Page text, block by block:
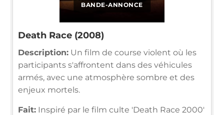
BANDE-ANNONCE
Death Race (2008)
Description: Un film de course violent où les
participants s'affrontent dans des véhicules
armés, avec une atmosphère sombre et des
enjeux mortels.
Fait: Inspiré par le film culte 'Death Race 2000'